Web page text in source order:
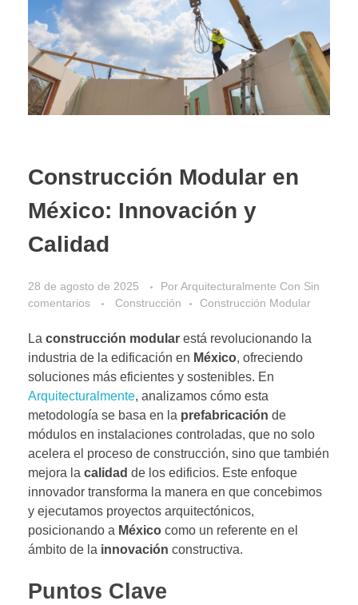
Construcción Modular en
México: Innovación y
Calidad
28 de agosto de 2025 PorArquitecturalmente Con Sin
comentarios
Construcción Construcción Modular
La construcción modular está revolucionando la
industria de la edificación en México, ofreciendo
soluciones más eficientes y sostenibles. En
Arquitecturalmente, analizamos cómo esta
metodología se basa en la prefabricación de
módulos en instalaciones controladas, que no solo
acelera el proceso de construcción, sino que también
mejora la calidad de los edificios. Este enfoque
innovador transforma la manera en que concebimos
y ejecutamos proyectos arquitectónicos,
posicionando a México como un referente en el
ámbito de la innovación constructiva.
Puntos Clave